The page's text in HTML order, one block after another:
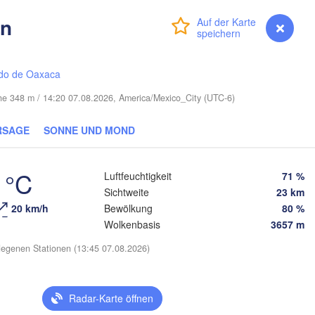
Anmelden myVentusky Vorhersage
de Oaxaca
348 m / 14:20 07.08.2026, America/Mexico_City (UTC-6)
SONNE UND MOND
20 km/h
Luftfeuchtigkeit
71 %
Sichtweite
23 km
Bewölkung
80 %
Wolkenbasis
3657 m
Stationen (13:45 07.08.2026)
Radar-Karte öffnen
La Habana
Pinar del Río
Nassau